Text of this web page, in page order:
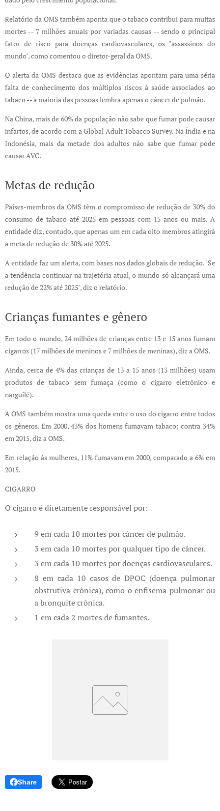
Relatório da OMS também aponta que o tabaco contribui para muitas
mortes -- 7 milhões anuais por variadas causas -- sendo o principal
fator de risco para doenças cardiovasculares, os "assassinos do
mundo", como comentou o diretor-geral da OMS.
O alerta da OMS destaca que as evidências apontam para uma séria
falta de conhecimento dos múltiplos riscos à saúde associados ao
tabaco -- a maioria das pessoas lembra apenas o câncer de pulmão.
Na China, mais de 60% da população não sabe que fumar pode causar
infartos, de acordo com a Global Adult Tobacco Survey. Na Índia e na
Indonésia, mais da metade dos adultos não sabe que fumar pode
causar AVC.
Metas de redução
Países-membros da OMS têm o compromisso de redução de 30% do
consumo de tabaco até 2025 em pessoas com 15 anos ou mais. A
entidade diz, contudo, que apenas um em cada oito membros atingirá
a meta de redução de 30% até 2025.
A entidade faz um alerta, com bases nos dados globais de redução. "Se
a tendência continuar na trajetória atual, o mundo só alcançará uma
redução de 22% até 2025", diz o relatório.
Crianças fumantes e gênero
Em todo o mundo, 24 milhões de crianças entre 13 e 15 anos fumam
cigarros (17 milhões de meninos e 7 milhões de meninas), diz a OMS.
Ainda, cerca de 4% das crianças de 13 a 15 anos (13 milhões) usam
produtos de tabaco sem fumaça (como o cigarro eletrônico e
narguilé).
A OMS também mostra uma queda entre o uso do cigarro entre todos
os gêneros. Em 2000, 43% dos homens fumavam tabaco; contra 34%
em 2015, diz a OMS.
Em relação às mulheres, 11% fumavam em 2000, comparado a 6% em
2015.
CIGARRO
O cigarro é diretamente responsável por:
9 em cada 10 mortes por câncer de pulmão.
3 em cada 10 mortes por qualquer tipo de câncer.
3 em cada 10 mortes por doenças cardiovasculares.
8 em cada 10 casos de DPOC (doença pulmonar
obstrutiva crônica), como o enfisema pulmonar ou
a bronquite crônica.
1 em cada 2 mortes de fumantes.
Share